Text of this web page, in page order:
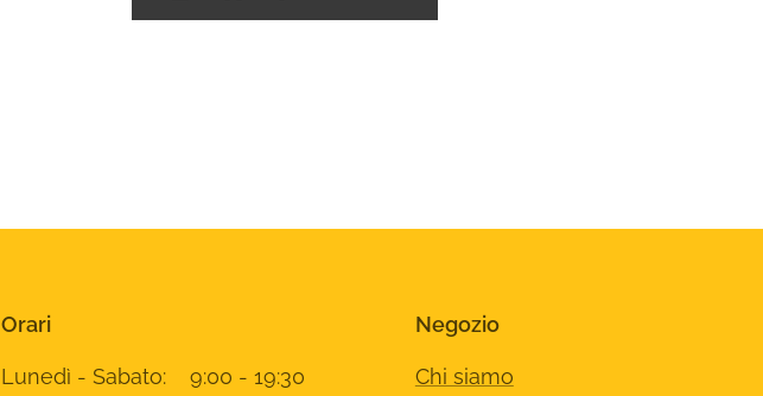
Orari
Lunedì - Sabato: 9:00 - 19:30
Negozio
Chi siamo